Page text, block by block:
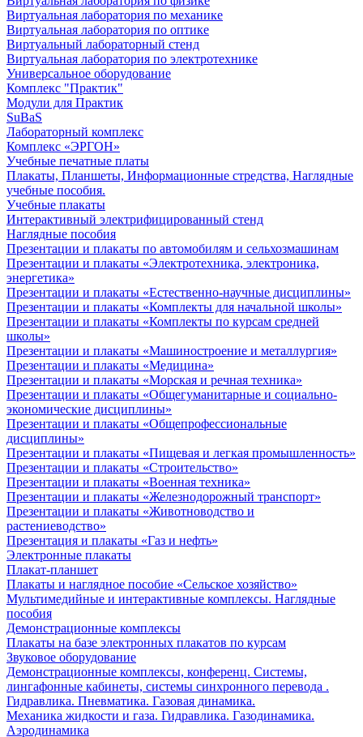
Виртуальная лаборатория по механике
Виртуальная лаборатория по оптике
Виртуальный лабораторный стенд
Виртуальная лаборатория по электротехнике
Универсальное оборудование
Комплекс "Практик"
Модули для Практик
SuBaS
Лабораторный комплекс
Комплекс «ЭРГОН»
Учебные печатные платы
Плакаты, Планшеты, Информационные стредства, Наглядные
учебные пособия.
Учебные плакаты
Интерактивный электрифицированный стенд
Наглядные пособия
Презентации и плакаты по автомобилям и сельхозмашинам
Презентации и плакаты «Электротехника, электроника,
энергетика»
Презентации и плакаты «Естественно-научные дисциплины»
Презентации и плакаты «Комплекты для начальной школы»
Презентации и плакаты «Комплекты по курсам средней
школы»
Презентации и плакаты «Машиностроение и металлургия»
Презентации и плакаты «Медицина»
Презентации и плакаты «Морская и речная техника»
Презентации и плакаты «Общегуманитарные и социально-
экономические дисциплины»
Презентации и плакаты «Общепрофессиональные
дисциплины»
Презентации и плакаты «Пищевая и легкая промышленность»
Презентации и плакаты «Строительство»
Презентации и плакаты «Военная техника»
Презентации и плакаты «Железнодорожный транспорт»
Презентации и плакаты «Животноводство и
растениеводство»
Презентация и плакаты «Газ и нефть»
Электронные плакаты
Плакат-планшет
Плакаты и наглядное пособие «Сельское хозяйство»
Мультимедийные и интерактивные комплексы. Наглядные
пособия
Демонстрационные комплексы
Плакаты на базе электронных плакатов по курсам
Звуковое оборудование
Демонстрационные комплексы, конференц. Системы,
лингафонные кабинеты, системы синхронного перевода .
Гидравлика. Пневматика. Газовая динамика.
Механика жидкости и газа. Гидравлика. Газодинамика.
Аэродинамика